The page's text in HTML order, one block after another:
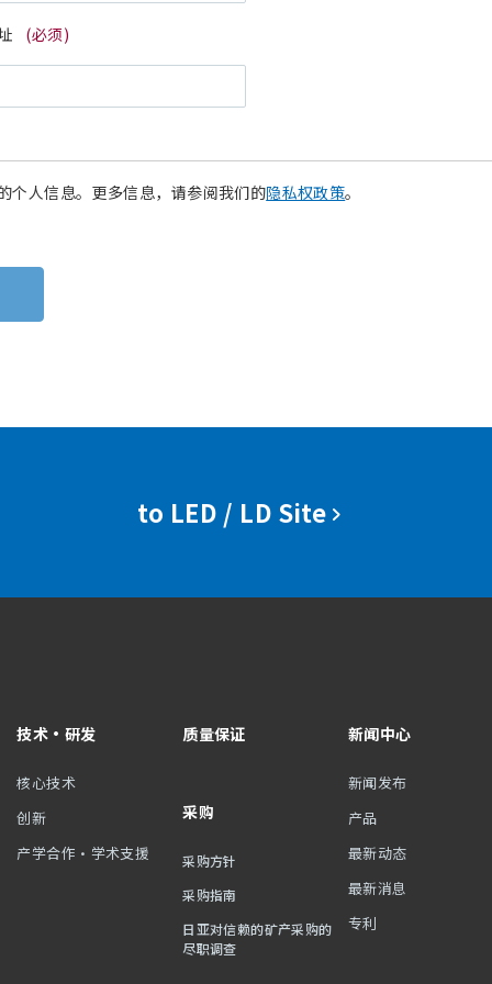
(必须)
个人信息。更多信息，请参阅我们的隐私权政策。
to LED / LD Site
技术・研发
核心技术
创新
产学合作・学术支援
质量保证
采购
采购方针
采购指南
日亚对信赖的矿产采购的
尽职调查
新闻中心
新闻发布
产品
最新动态
最新消息
专利